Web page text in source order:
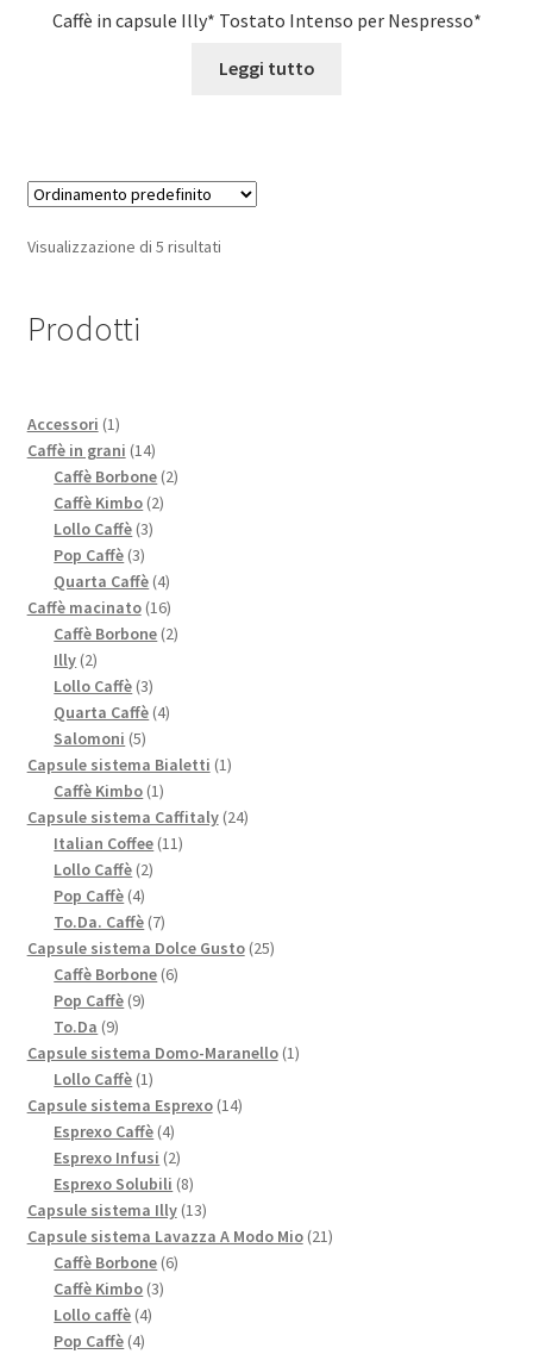
Caffè in capsule Illy* Tostato Intenso per Nespresso*
Leggi tutto
Visualizzazione di 5 risultati
Prodotti
Accessori 11
prodotto
Caffè in grani 1414
prodotti
Caffè Borbone 22
Caffè Kimbo 22
Lollo Caffè 33
Pop Caffè 33
prodotti
Quarta Caffè 44
prodotti
Caffè macinato 1616
prodotti
Caffè Borbone 22
Illy 22
prodotti
Lollo Caffè 33
prodotti
Quarta Caffè 44
Salomoni 55
prodotti
Capsule sistema Bialetti 11
Caffè Kimbo 11
prodotto
Capsule sistema Caffitaly 2424
Italian Coffee 1111
Lollo Caffè 22
Pop Caffè 44
prodotti
To.Da. Caffè 77
prodotti
Capsule sistema Dolce Gusto 2525
Caffè Borbone 66
Pop Caffè 99
To.Da 99
prodotti
Capsule sistema Domo-Maranello 11
Lollo Caffè 11
prodotto
Capsule sistema Esprexo 1414
Esprexo Caffè 44
prodotti
Esprexo Infusi 22
prodotti
Esprexo Solubili 88
prodotti
Capsule sistema Illy 1313
prodotti
Capsule sistema Lavazza A Modo Mio 2121
Caffè Borbone 66
Caffè Kimbo 33
Lollo caffè 44
Pop Caffè 44